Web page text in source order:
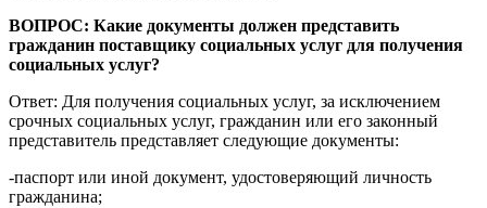
ВОПРОС: Какие документы должен представить
гражданин поставщику социальных услуг для получения
социальных услуг?
Ответ: Для получения социальных услуг, за исключением
срочных социальных услуг, гражданин или его законный
представитель представляет следующие документы:
-паспорт или иной документ, удостоверяющий личность
гражданина;